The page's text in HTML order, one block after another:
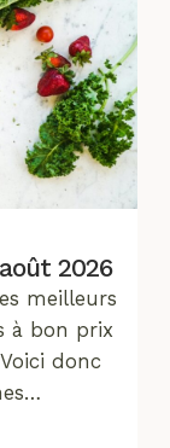
2026
meilleurs
à bon prix
donc